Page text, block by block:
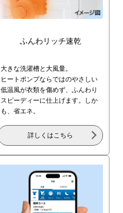
ふんわリッチ速乾
大きな洗濯槽と大風量。
ヒートポンプならではのやさしい
低温風が衣類を傷めず、ふんわり
スピーディーに仕上げます。しか
も、省エネ。
詳しくはこちら